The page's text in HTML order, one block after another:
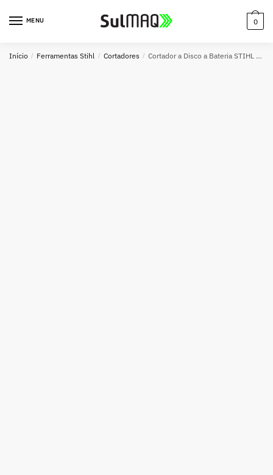
MENU 0
Início / Ferramentas Stihl / Cortadores / Cortador a Disco a Bateria STIHL TSA 230 230mm – Compacto, Leve e Sem Emissão